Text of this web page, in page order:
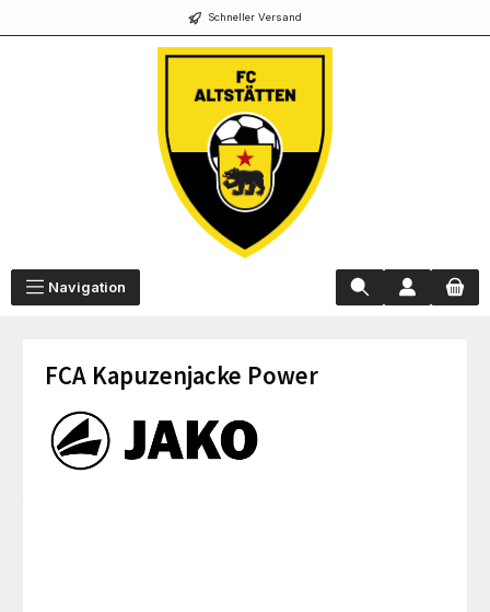
Schneller Versand
Navigation
FCA Kapuzenjacke Power